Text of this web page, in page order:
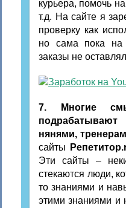
курьера, помочь
т.д. На сайте я
проверку как
но сама пока на
заказы не
7. Многие
нянями,
сайты
Эти сайты –
стекаются люди,
то знаниями и
этими знаниями и